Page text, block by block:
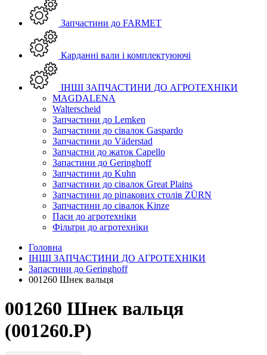
Запчастини до FARMET
Карданні вали і комплектуюючі
ІНШІ ЗАПЧАСТИНИ ДО АГРОТЕХНІКИ
MAGDALENA
Walterscheid
Запчастини до Lemken
Запчастини до сівалок Gaspardo
Запчастини до Väderstad
Запчастни до жаток Capello
Запастини до Geringhoff
Запчастини до Kuhn
Запчастини до сівалок Great Plains
Запчастини до ріпакових столів ZÜRN
Запчастини до сівалок Kinze
Паси до агротехніки
Фільтри до агротехніки
Головна
ІНШІ ЗАПЧАСТИНИ ДО АГРОТЕХНІКИ
Запастини до Geringhoff
001260 Шнек вальця
001260 Шнек вальця
(001260.P)